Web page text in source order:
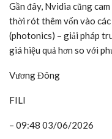
Gần đây, Nvidia cũng
thời rót thêm vốn vào
(photonics) – giải pháp
giá hiệu quả hơn so với
Vương Đông
FILI
– 09:48 03/06/2026